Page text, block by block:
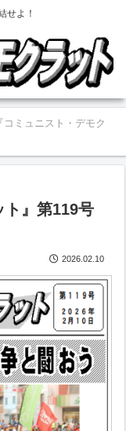
せよ！
『コミュニスト・デモク
ト』第119号
2026.02.10